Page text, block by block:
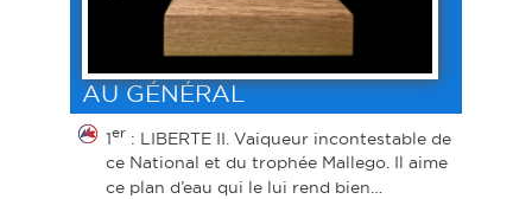
AU GÉNÉRAL
1er : LIBERTE II. Vaiqueur incontestable de
ce National et du trophée Mallego. Il aime
ce plan d’eau qui le lui rend bien…